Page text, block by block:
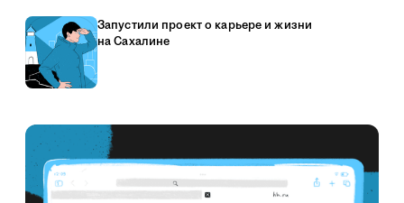
Запустили проект о карьере и жизни
на Сахалине